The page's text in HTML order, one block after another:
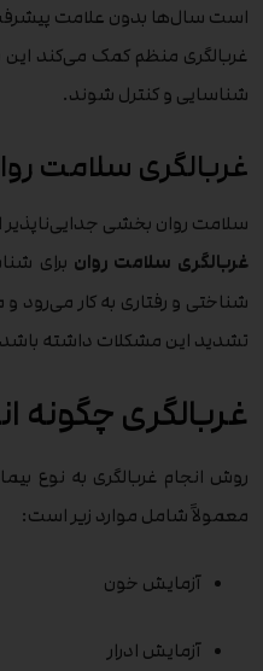
است سال‌ها بدون علامت
غربالگری منظم کمک می‌کند
شناسایی و کنترل شوند.
غربالگری سلامت
سلامت روان بخشی
غربالگری سلامت روان برای
شناختی و رفتاری به کار می‌رود
تشدید این مشکلات داشته
غربالگری
روش انجام غربالگری به نوع
معمولاً شامل موارد زیر است:
آزمایش خون
آزمایش ادرار